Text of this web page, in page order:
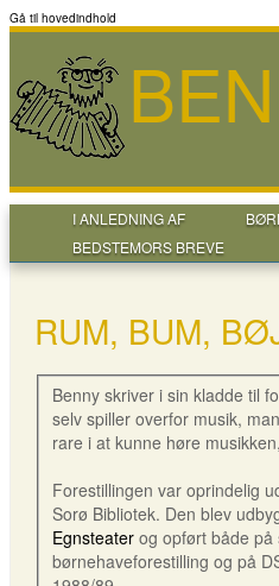
Gå til hovedindhold
I ANLEDNING AF
BEDSTEMORS BREVE
RUM, BUM,
Benny skriver i sin kladde til
selv spiller overfor musik,
rare i at kunne høre
Forestillingen var oprindelig
Sorø Bibliotek. Den blev
Egnsteaterog opført både på
børnehaveforestilling og på